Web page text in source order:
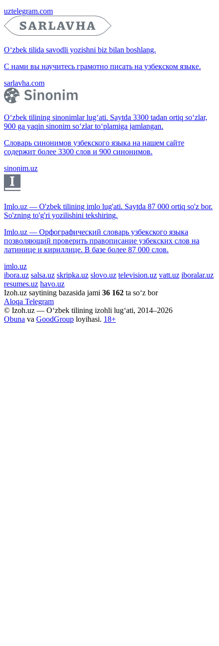
uztelegram.com
O‘zbek tilida savodli yozishni biz bilan boshlang.
С нами вы научитесь грамотно писать на узбекском языке.
sarlavha.com
O‘zbek tilining sinonimlar lug‘ati. Saytda 3300 tadan ortiq so‘zlar,
900 ga yaqin sinonim so‘zlar to‘plamiga jamlangan.
Словарь синонимов узбекского языка на нашем сайте
содержит более 3300 слов и 900 синонимов.
sinonim.uz
Imlo.uz — O'zbek tilining imlo lug'ati. Saytda 87 000 ortiq so'z bor.
So'zning to'g'ri yozilishini tekshiring.
Imlo.uz — Орфографический словарь узбекского языка
позволяющий проверить правописание узбекских слов на
латинице и кириллице. В базе более 87 000 слов.
imlo.uz
ibora.uz salsa.uz skripka.uz slovo.uz television.uz vatt.uz iboralar.uz
resumes.uz havo.uz
Izoh.uz saytining bazasida jami 36 162 ta so‘z bor
Aloqa Telegram
© Izoh.uz — O‘zbek tilining izohli lug‘ati, 2014–2026
Obuna va GoodGroup loyihasi. 18+